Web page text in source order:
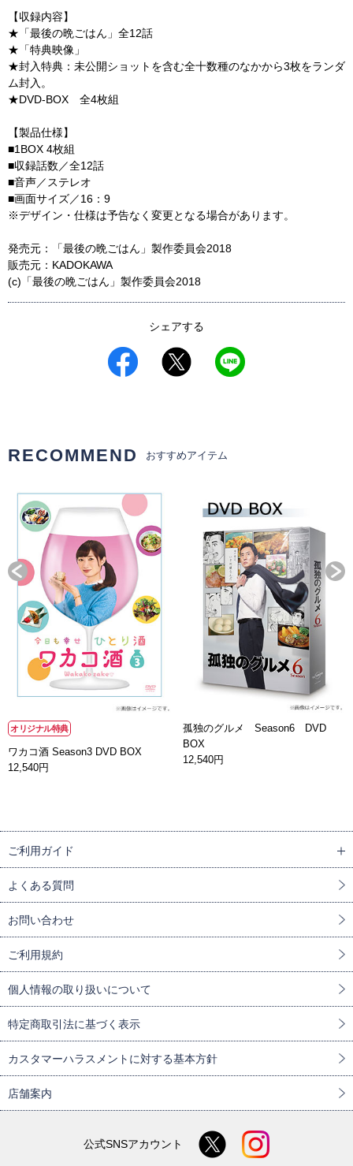
【収録内容】
★「最後の晩ごはん」全12話
★「特典映像」
★封入特典：未公開ショットを含む全十数種のなかから3枚をランダ
ム封入。
★DVD-BOX 全4枚組
【製品仕様】
■1BOX 4枚組
■収録話数／全12話
■音声／ステレオ
■画面サイズ／16：9
※デザイン・仕様は予告なく変更となる場合があります。
発売元：「最後の晩ごはん」製作委員会2018
販売元：KADOKAWA
(c)「最後の晩ごはん」製作委員会2018
シェアする
RECOMMEND おすすめアイテム
オリジナル特典
ワカコ酒 Season3 DVD BOX
12,540円
孤独のグルメ Season6 DVD
BOX
12,540円
ご利用ガイド
よくある質問
お問い合わせ
ご利用規約
個人情報の取り扱いについて
特定商取引法に基づく表示
カスタマーハラスメントに対する基本方針
店舗案内
公式SNSアカウント